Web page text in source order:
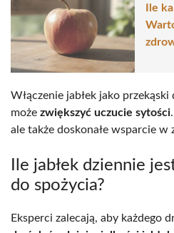
Ile
Włączenie jabłek jako
może zwiększyć uczucie sytości
ale także doskonałe wsparcie
Ile jabłek dziennie
do spożycia?
Eksperci zalecają, aby każdego